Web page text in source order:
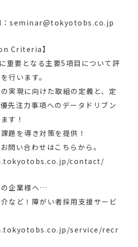
：seminar@tokyotobs.co.jp
Criteria】
重要となる主要5項目について評
行います。
実現に向けた取組の定義と、定
先注力事項へのデータドリブン
す！
題を導き対策を提供！
問い合わせはこちらから。
contact/
企業様へ…
など！障がい者採用支援サービ
service/recr